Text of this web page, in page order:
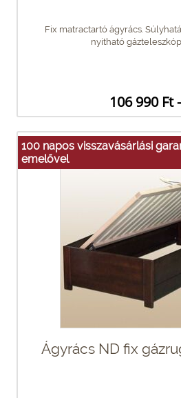
Fix matractartó ágyrács.
nyitható
106 990 Ft
100 napos visszavásárlási
emelővel
Ágyrács ND fix